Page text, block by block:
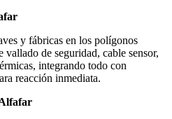
y fábricas en los polígonos
de seguridad, cable sensor,
integrando todo con
reacción inmediata.